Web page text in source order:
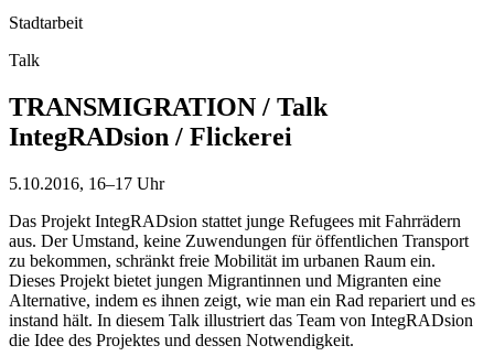
Stadtarbeit
Talk
TRANSMIGRATION / Talk
IntegRADsion / Flickerei
5.10.2016, 16–17 Uhr
Das Projekt IntegRADsion stattet junge Refugees mit Fahrrädern
aus. Der Umstand, keine Zuwendungen für öffentlichen Transport
zu bekommen, schränkt freie Mobilität im urbanen Raum ein.
Dieses Projekt bietet jungen Migrantinnen und Migranten eine
Alternative, indem es ihnen zeigt, wie man ein Rad repariert und es
instand hält. In diesem Talk illustriert das Team von IntegRADsion
die Idee des Projektes und dessen Notwendigkeit.